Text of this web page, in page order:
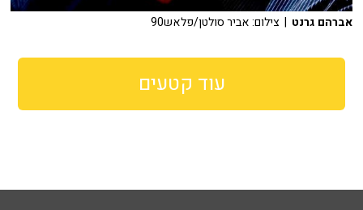
אברהם גרנט | צילום: אביר סולטן/פלאש90
עוד קטעים